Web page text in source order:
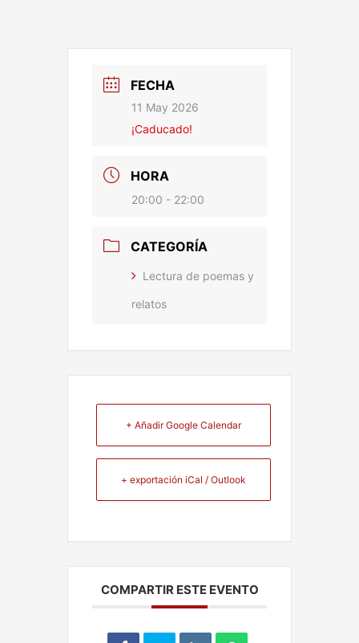
FECHA
11 May 2026
¡Caducado!
HORA
20:00 - 22:00
CATEGORÍA
Lectura de poemas y
relatos
+ Añadir Google Calendar
+ exportación iCal / Outlook
COMPARTIR ESTE EVENTO